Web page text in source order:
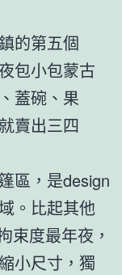
的第五個
包小包蒙古
蓋碗、果
賣出三四
區，是design
。比起其他
束度最年夜，
小尺寸，獨